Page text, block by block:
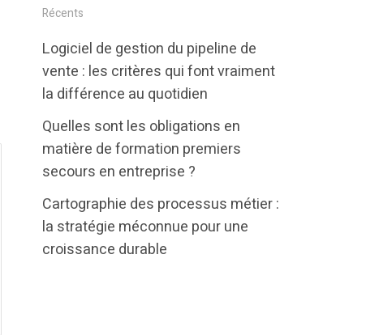
i
t
t
e
b
o
k
e
d
i
n
Récents
Logiciel de gestion du pipeline de
vente : les critères qui font vraiment
la différence au quotidien
Quelles sont les obligations en
matière de formation premiers
secours en entreprise ?
Cartographie des processus métier :
la stratégie méconnue pour une
croissance durable